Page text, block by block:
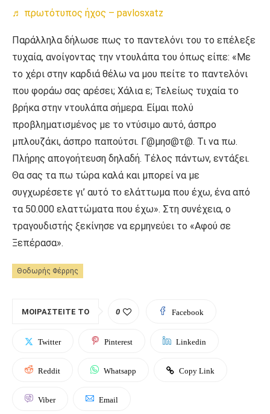
♬ πρωτότυπος ήχος – pavlosxatz
Παράλληλα δήλωσε πως το παντελόνι του το επέλεξε
τυχαία, ανοίγοντας την ντουλάπα του όπως είπε: «Με
το χέρι στην καρδιά θέλω να μου πείτε το παντελόνι
που φοράω σας αρέσει; Χάλια ε; Τελείως τυχαία το
βρήκα στην ντουλάπα σήμερα. Είμαι πολύ
προβληματισμένος με το ντύσιμο αυτό, άσπρο
μπλουζάκι, άσπρο παπούτσι. Γ@μησ@τ@. Τι να πω.
Πλήρης απογοήτευση δηλαδή. Τέλος πάντων, εντάξει.
Θα σας τα πω τώρα καλά και μπορεί να με
συγχωρέσετε γι’ αυτό το ελάττωμα που έχω, ένα από
τα 50.000 ελαττώματα που έχω». Στη συνέχεια, ο
τραγουδιστής ξεκίνησε να ερμηνεύει το «Αφού σε
Ξεπέρασα».
Θοδωρής Φέρρης
ΜΟΙΡΑΣΤΕΊΤΕ ΤΟ 0 Facebook
Twitter Pinterest Linkedin
Reddit Whatsapp Copy Link
Viber Email